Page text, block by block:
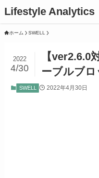
Lifestyle Analytics
ホーム SWELL
【ver2.6.0
ーブルブ
2022
4/30
SWELL 2022年4月30日